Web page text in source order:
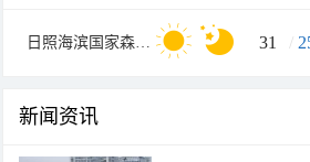
日照海滨国家森林公园 31 /
新闻资讯